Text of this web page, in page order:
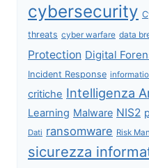
cybersecurity
threats cyber warfare data
Protection Digital
Incident Response
critiche Intelligenza
Learning Malware NIS2
Dati ransomware Risk
sicurezza